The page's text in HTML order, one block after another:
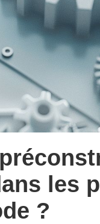
les
?